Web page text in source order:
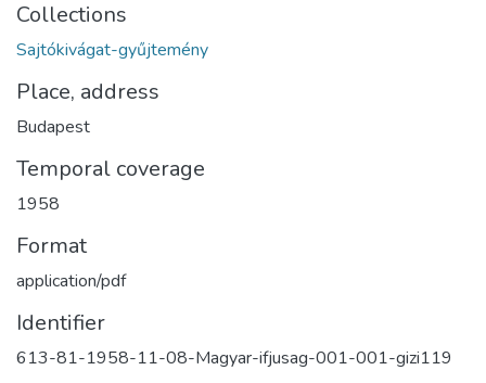
Collections
Sajtókivágat-gyűjtemény
Place, address
Budapest
Temporal coverage
1958
Format
application/pdf
Identifier
613-81-1958-11-08-Magyar-ifjusag-001-001-gizi119